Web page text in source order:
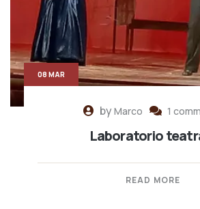
byMarco 1
Laboratorio
READ MORE
08 MAR